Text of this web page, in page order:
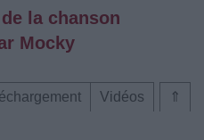
la chanson
Mocky
⇑
Vidéos